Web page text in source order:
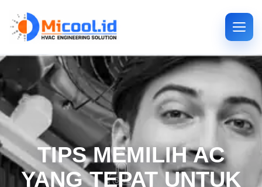
TIPS MEMILIH AC
YANG TEPAT UNTUK